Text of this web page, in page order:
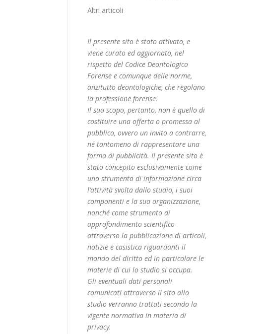
Altri articoli
Il presente sito è stato attivato, e
viene curato ed aggiornato, nel
rispetto del Codice Deontologico
Forense e comunque delle norme,
anzitutto deontologiche, che regolano
la professione forense.
Il suo scopo, pertanto, non è quello di
costituire una offerta o promessa al
pubblico, ovvero un invito a contrarre,
né tantomeno di rappresentare una
forma di pubblicità. Il presente sito è
stato concepito esclusivamente come
uno strumento di informazione circa
l’attività svolta dallo studio, i suoi
componenti e la sua organizzazione,
nonché come strumento di
approfondimento scientifico
attraverso la pubblicazione di articoli,
notizie e casistica riguardanti il
mondo del diritto ed in particolare le
materie di cui lo studio si occupa.
Gli eventuali dati personali
comunicati attraverso il sito allo
studio verranno trattati secondo la
vigente normativa in materia di
privacy.